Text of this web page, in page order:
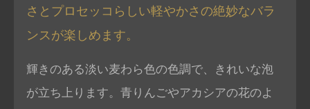
さとプロセッコらしい軽やかさの絶妙なバラ
ンスが楽しめます。
輝きのある淡い麦わら色の色調で、きれいな泡
が立ち上ります。青りんごやアカシアの花のよ